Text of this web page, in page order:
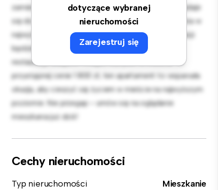
dotyczące wybranej
nieruchomości
Zarejestruj się
zamieszkania. Otwarta koncepcja układu idealnie nadaje
się do rozrywki, a elegancka kuchnia jest wyposażona w
najwyższej jakości sprzęt. Dzięki doskonałej lokalizacji
będziesz zaledwie kilka kroków od najlepszych
restauracji, sklepów i miejsc rozrywki w mieście. W
przystępnej cenie 1 800 zł, ten apartament to wspaniała
okazja, aby cieszyć się życiem w mieście na najwyższym
poziomie. Nie przegap – umów się na oglądanie
mieszkania już dziś!
Cechy nieruchomości
Typ nieruchomości
Mieszkanie